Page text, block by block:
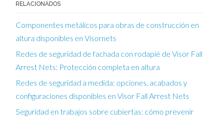
RELACIONADOS
Componentes metálicos para obras de construcción en
altura disponibles en Visornets
Redes de seguridad de fachada con rodapié de Visor Fall
Arrest Nets: Protección completa en altura
Redes de seguridad a medida: opciones, acabados y
configuraciones disponibles en Visor Fall Arrest Nets
Seguridad en trabajos sobre cubiertas: cómo prevenir